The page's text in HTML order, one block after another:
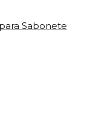
Sabonete